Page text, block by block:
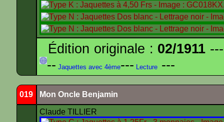
Édition originale : 02/1911
-- Jaquettes avec 4ème--- Lecture ---
019 Mon Oncle Benjamin
Claude TILLIER